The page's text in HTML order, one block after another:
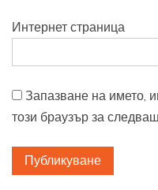
Интернет страница
Запазване на името,
този браузър за